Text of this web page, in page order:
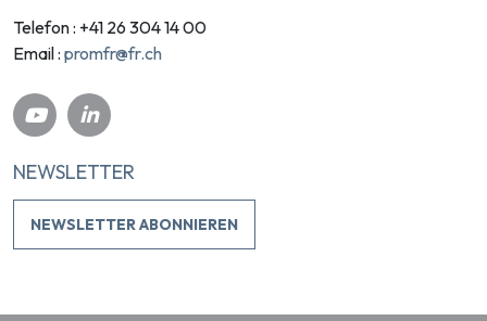
Telefon : +41 26 304 14 00
Email : promfr@fr.ch
NEWSLETTER
NEWSLETTER ABONNIEREN